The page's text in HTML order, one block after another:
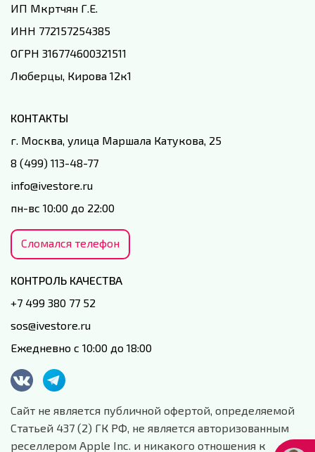
ИП Мкртчян Г.Е.
ИНН 772157254385
ОГРН 316774600321511
Люберцы, Кирова 12к1
КОНТАКТЫ
г. Москва, улица Маршала Катукова, 25
8 (499) 113-48-77
info@ivestore.ru
пн-вс 10:00 до 22:00
Сломался телефон
КОНТРОЛЬ КАЧЕСТВА
+7 499 380 77 52
sos@ivestore.ru
Ежедневно с 10:00 до 18:00
Сайт не является публичной офертой, определяемой
Статьей 437 (2) ГК РФ, не является авторизованным
реселлером Apple Inc. и никакого отношения к